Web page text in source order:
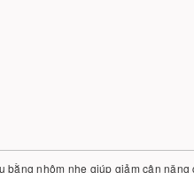
bằng nhôm nhẹ giúp giảm cân